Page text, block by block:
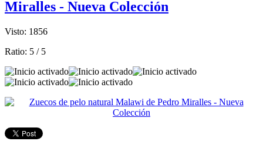
Miralles - Nueva Colección
Visto: 1856
Ratio: 5 / 5